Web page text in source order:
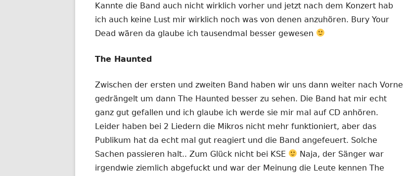
Kannte die Band auch nicht wirklich vorher und jetzt nach dem Konzert hab
ich auch keine Lust mir wirklich noch was von denen anzuhören. Bury Your
Dead wären da glaube ich tausendmal besser gewesen
The Haunted
Zwischen der ersten und zweiten Band haben wir uns dann weiter nach Vorne
gedrängelt um dann The Haunted besser zu sehen. Die Band hat mir echt
ganz gut gefallen und ich glaube ich werde sie mir mal auf CD anhören.
Leider haben bei 2 Liedern die Mikros nicht mehr funktioniert, aber das
Publikum hat da echt mal gut reagiert und die Band angefeuert. Solche
Sachen passieren halt.. Zum Glück nicht bei KSE
Naja, der Sänger war
irgendwie ziemlich abgefuckt und war der Meinung die Leute kennen The